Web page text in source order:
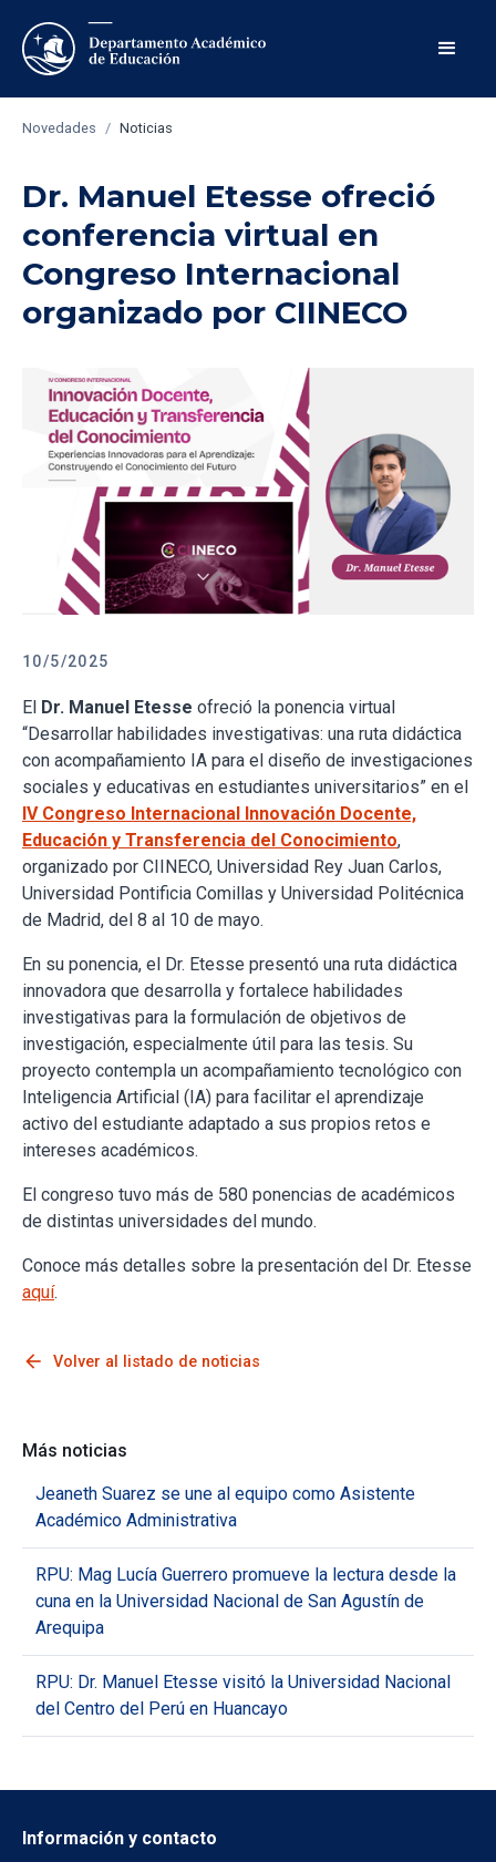
Novedades / Noticias
Dr. Manuel Etesse ofreció
conferencia virtual en
Congreso Internacional
organizado por CIINECO
10/5/2025
El Dr. Manuel Etesse ofreció la ponencia virtual
“Desarrollar habilidades investigativas: una ruta didáctica
con acompañamiento IA para el diseño de investigaciones
sociales y educativas en estudiantes universitarios” en el
IV Congreso Internacional Innovación Docente,
Educación y Transferencia del Conocimiento,
organizado por CIINECO, Universidad Rey Juan Carlos,
Universidad Pontificia Comillas y Universidad Politécnica
de Madrid, del 8 al 10 de mayo.
En su ponencia, el Dr. Etesse presentó una ruta didáctica
innovadora que desarrolla y fortalece habilidades
investigativas para la formulación de objetivos de
investigación, especialmente útil para las tesis. Su
proyecto contempla un acompañamiento tecnológico con
Inteligencia Artificial (IA) para facilitar el aprendizaje
activo del estudiante adaptado a sus propios retos e
intereses académicos.
El congreso tuvo más de 580 ponencias de académicos
de distintas universidades del mundo.
Conoce más detalles sobre la presentación del Dr. Etesse
aquí.
arrow_back Volver al listado de noticias
Más noticias
Jeaneth Suarez se une al equipo como Asistente
Académico Administrativa
RPU: Mag Lucía Guerrero promueve la lectura desde la
cuna en la Universidad Nacional de San Agustín de
Arequipa
RPU: Dr. Manuel Etesse visitó la Universidad Nacional
del Centro del Perú en Huancayo
Información y contacto